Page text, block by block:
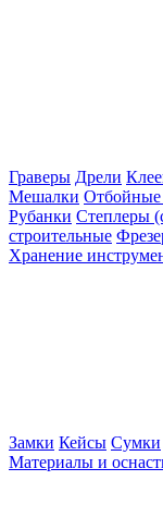
Граверы Дрели
Мешалки Отбойные
Рубанки Степлеры
строительные
Хранение
Замки Кейсы Сумки
Материалы и